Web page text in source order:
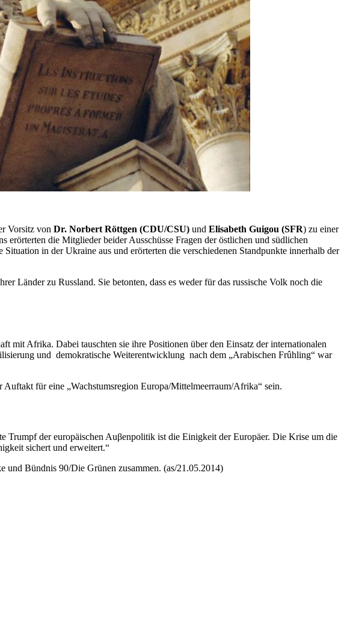
Vorsitz von Dr. Norbert Röttgen (CDU/CSU) und Elisabeth Guigou (SFR) zu einer
erörterten die Mitglieder beider Ausschüsse Fragen der östlichen und südlichen
in der Ukraine aus und erörterten die verschiedenen Standpunkte innerhalb der
Länder zu Russland. Sie betonten, dass es weder für das russische Volk noch die
mit Afrika. Dabei tauschten sie ihre Positionen über den Einsatz der internationalen
und demokratische Weiterentwicklung nach dem „Arabischen Frûhling“ war
für eine „Wachstumsregion Europa/Mittelmeerraum/Afrika“ sein.
der europäischen Auβenpolitik ist die Einigkeit der Europäer. Die Krise um die
sichert und erweitert.“
und Bündnis 90/Die Grünen zusammen. (as/21.05.2014)